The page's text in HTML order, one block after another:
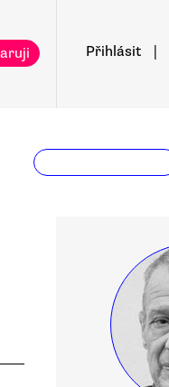
Přihlásit